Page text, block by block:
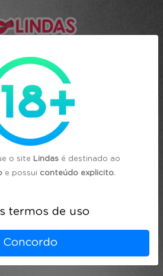
o site Lindas é destinado ao
e possui conteúdo explicito.
termos de uso
Concordo